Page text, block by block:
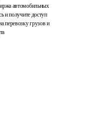
автомобильных
и получите доступ
перевозку грузов и